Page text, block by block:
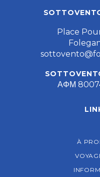
Place
ΑΦΜ
À